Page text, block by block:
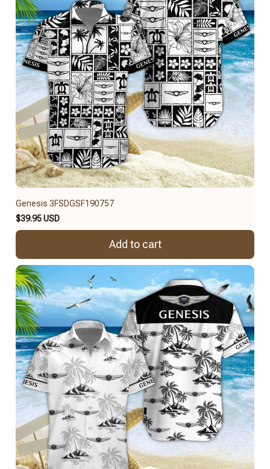
Genesis 3FSDGSF190757
$39.95 USD
Add to cart